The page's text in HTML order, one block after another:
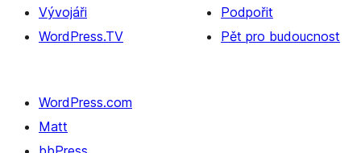
Vývojáři
WordPress.TV
Podpořit
Pět pro budoucnost
WordPress.com
Matt